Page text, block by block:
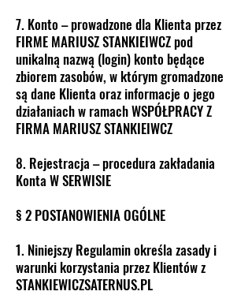
7. Konto – prowadzone dla Klienta przez
FIRME MARIUSZ STANKIEIWCZ pod
unikalną nazwą (login) konto będące
zbiorem zasobów, w którym gromadzone
są dane Klienta oraz informacje o jego
działaniach w ramach WSPÓŁPRACY Z
FIRMA MARIUSZ STANKIEIWCZ
8. Rejestracja – procedura zakładania
Konta W SERWISIE
§ 2 POSTANOWIENIA OGÓLNE
1. Niniejszy Regulamin określa zasady i
warunki korzystania przez Klientów z
STANKIEWICZSATERNUS.PL